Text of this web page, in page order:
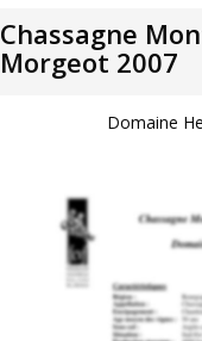
Chassagne
Morgeot 2007
Domaine